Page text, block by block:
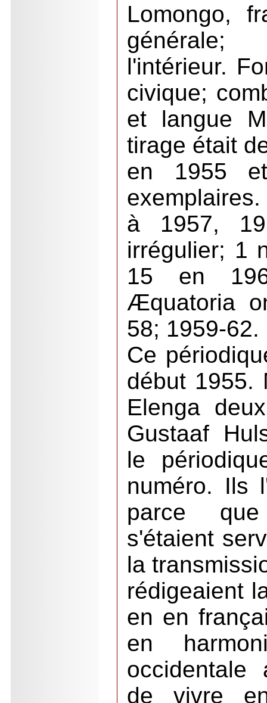
Lomongo,
l'intérieur.
civique;
et langue
tirage était
en 1955
à 1957,
irrégulier; 1
15 en
Æquatoria
58; 1959-62.
Ce
début 1955.
Elenga
Gustaaf
le
numéro. Ils
parce
s'étaient
la
rédigeaient
en en
en
occidentale
de vivre